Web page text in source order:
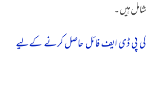
ہیں۔
کی پی ڈی ایف فائل حاصل کرنے کےلیے